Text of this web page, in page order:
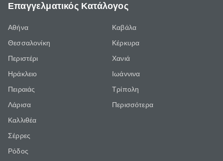
Επαγγελματικός Κατάλογος
Αθήνα
Θεσσαλονίκη
Περιστέρι
Ηράκλειο
Πειραιάς
Λάρισα
Καλλιθέα
Σέρρες
Ρόδος
Καβάλα
Κέρκυρα
Χανιά
Ιωάννινα
Τρίπολη
Περισσότερα